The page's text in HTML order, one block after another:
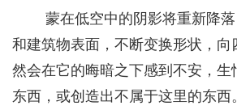
蒙在低空中的阴影将重新降
和建筑物表面，不断变换形状，向
然会在它的晦暗之下感到不安，生
东西，或创造出不属于这里的东西。